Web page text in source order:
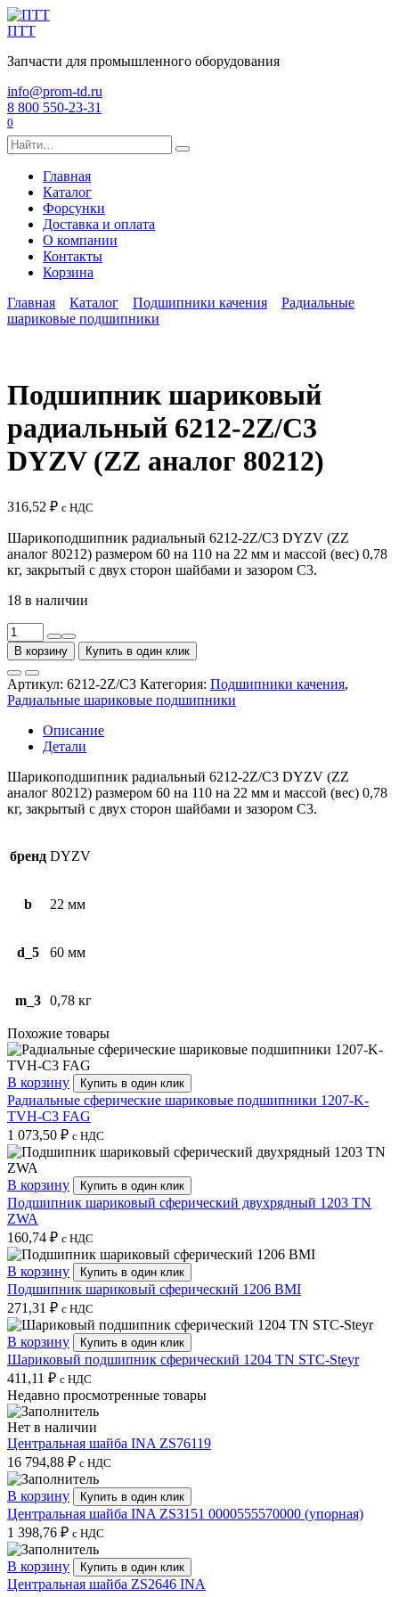
Перейти
к
ПТТ
Запчасти для промышленного оборудования
info@prom-td.ru
8 800 550-23-31
0
Search
for:
Главная
Каталог
Форсунки
Доставка и оплата
О компании
Контакты
Корзина
Главная
Каталог Подшипники качения
Радиальные
шариковые подшипники
Подшипник шариковый
радиальный 6212-2Z/C3
DYZV (ZZ аналог 80212)
316,52 ₽ с НДС
Шарикоподшипник радиальный 6212-2Z/C3 DYZV (ZZ
аналог 80212) размером 60 на 110 на 22 мм и массой (вес) 0,78
кг, закрытый с двух сторон шайбами и зазором C3.
18 в наличии
Количество
товара
Подшипник
шариковый
радиальный
6212-
2Z/C3
DYZV
аналог
80212)
В корзину Купить в один клик
Артикул: 6212-2Z/C3 Категория: Подшипники качения,
Радиальные шариковые подшипники
Описание
Детали
Шарикоподшипник радиальный 6212-2Z/C3 DYZV (ZZ
аналог 80212) размером 60 на 110 на 22 мм и массой (вес) 0,78
кг, закрытый с двух сторон шайбами и зазором C3.
бренд DYZV
b 22 мм
d_5 60 мм
m_3 0,78 кг
Похожие товары
В корзину Купить в один клик
Радиальные сферические шариковые подшипники 1207-K-
TVH-C3 FAG
1 073,50 ₽ с НДС
В корзину Купить в один клик
Подшипник шариковый сферический двухрядный 1203 TN
ZWA
160,74 ₽ с НДС
В корзину Купить в один клик
Подшипник шариковый сферический 1206 BMI
271,31 ₽ с НДС
В корзину Купить в один клик
Шариковый подшипник сферический 1204 TN STC-Steyr
411,11 ₽ с НДС
Недавно просмотренные товары
Нет в наличии
Центральная шайба INA ZS76119
16 794,88 ₽ с НДС
В корзину Купить в один клик
Центральная шайба INA ZS3151 0000555570000 (упорная)
1 398,76 ₽ с НДС
В корзину Купить в один клик
Центральная шайба ZS2646 INA